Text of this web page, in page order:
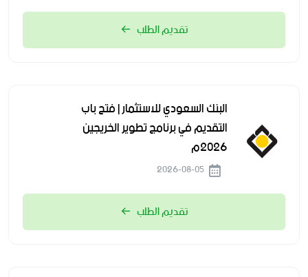
تقديم الطلب
البنك السعودي للاستثمار | فتح باب
التقديم في برنامج تطوير الخريجين
2026م
تقديم الطلب